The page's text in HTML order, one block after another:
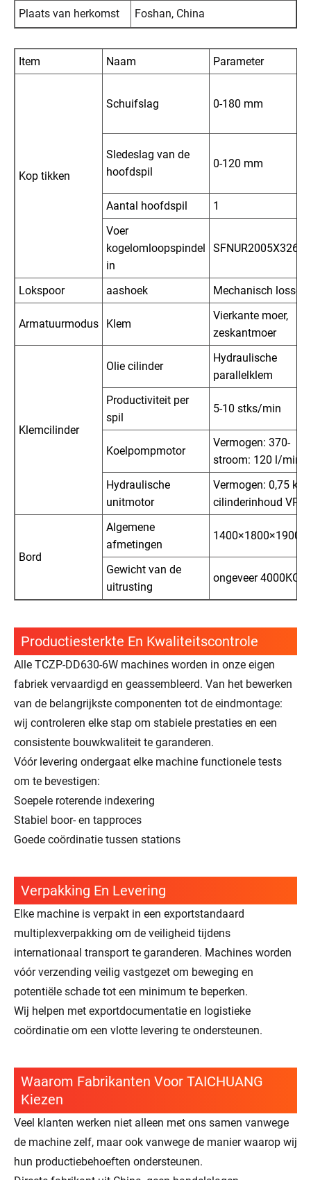
Plaats van herkomst Foshan, China
Item Naam Parameter
Kop tikken
Schuifslag 0-180 mm
Sledeslag van de
hoofdspil
0-120 mm
Aantal hoofdspil
1
Voer
kogelomloopspindel
in
SFNUR2005X326
Lokspoor aashoek Mechanisch lossen
Armatuurmodus Klem
Vierkante moer,
zeskantmoer
Klemcilinder
Olie cilinder
Hydraulische
parallelklem
Productiviteit per
spil
5-10 stks/min
Koelpompmotor
Vermogen: 370-
stroom: 120 l/min
Hydraulische
unitmotor
Vermogen: 0,75 kW
cilinderinhoud VP15
Bord
Algemene
afmetingen
Gewicht van de
uitrusting
ongeveer 4000KG
Productiesterkte En Kwaliteitscontrole
Alle TCZP-DD630-6W machines worden in onze eigen
fabriek vervaardigd en geassembleerd. Van het bewerken
van de belangrijkste componenten tot de eindmontage:
wij controleren elke stap om stabiele prestaties en een
consistente bouwkwaliteit te garanderen.
Vóór levering ondergaat elke machine functionele tests
om te bevestigen:
Soepele roterende indexering
Stabiel boor- en tapproces
Goede coördinatie tussen stations
Verpakking En Levering
Elke machine is verpakt in een exportstandaard
multiplexverpakking om de veiligheid tijdens
internationaal transport te garanderen. Machines worden
vóór verzending veilig vastgezet om beweging en
potentiële schade tot een minimum te beperken.
Wij helpen met exportdocumentatie en logistieke
coördinatie om een ​​vlotte levering te ondersteunen.
Waarom Fabrikanten Voor TAICHUANG
Kiezen
Veel klanten werken niet alleen met ons samen vanwege
de machine zelf, maar ook vanwege de manier waarop wij
hun productiebehoeften ondersteunen.